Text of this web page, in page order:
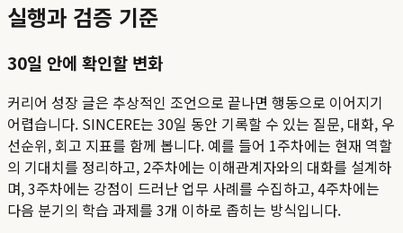
실행과 검증 기준
30일 안에 확인할 변화
커리어 성장 글은 추상적인 조언으로 끝나면 행동으로 이어지기
어렵습니다. SINCERE는 30일 동안 기록할 수 있는 질문, 대화, 우
선순위, 회고 지표를 함께 봅니다. 예를 들어 1주차에는 현재 역할
의 기대치를 정리하고, 2주차에는 이해관계자와의 대화를 설계하
며, 3주차에는 강점이 드러난 업무 사례를 수집하고, 4주차에는
다음 분기의 학습 과제를 3개 이하로 좁히는 방식입니다.